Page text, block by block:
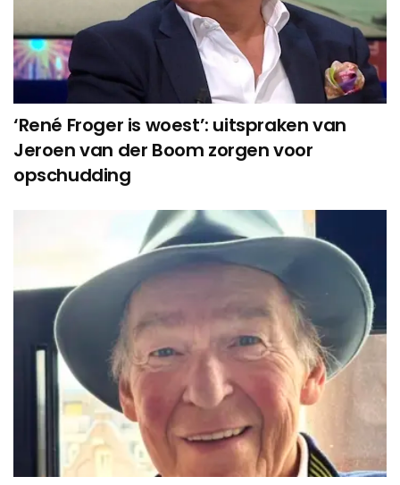
‘René Froger is woest’: uitspraken van
Jeroen van der Boom zorgen voor
opschudding